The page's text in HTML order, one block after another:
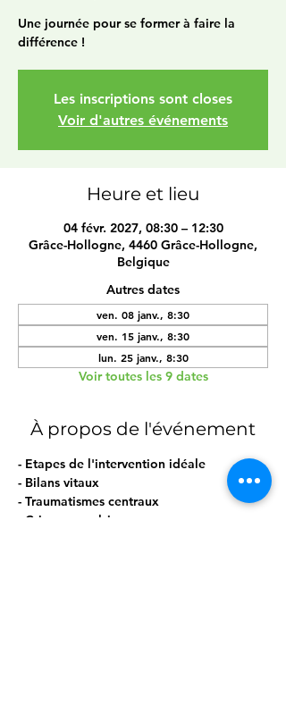
Une journée pour se former à faire la
différence !
Les inscriptions sont closes
Voir d'autres événements
Heure et lieu
04 févr. 2027, 08:30 – 12:30
Grâce-Hollogne, 4460 Grâce-Hollogne,
Belgique
Autres dates
ven. 08 janv., 8:30
ven. 15 janv., 8:30
lun. 25 janv., 8:30
Voir toutes les 9 dates
À propos de l'événement
- Etapes de l'intervention idéale
- Bilans vitaux
- Traumatismes centraux
- Crises convulsives